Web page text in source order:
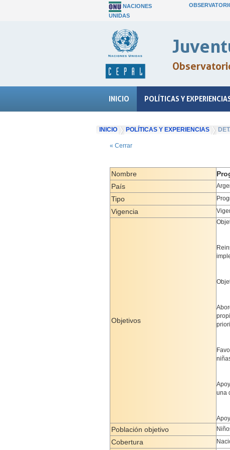
NACIONES
UNIDAS
INICIO POLÍTICAS Y
INICIO POLÍTICAS Y EXPERIENCIAS
« Cerrar
Nombre
País
Tipo
Vigencia
Objetivos
una
Población objetivo
Cobertura